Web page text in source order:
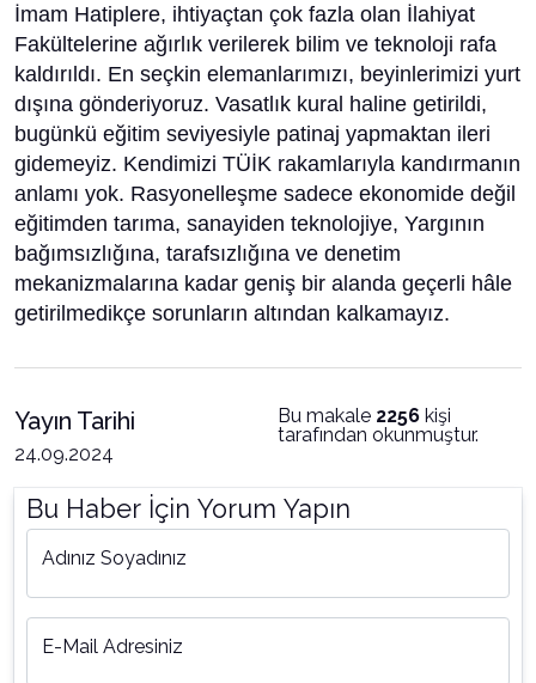
İmam Hatiplere, ihtiyaçtan çok fazla olan İlahiyat
Fakültelerine ağırlık verilerek bilim ve teknoloji rafa
kaldırıldı. En seçkin elemanlarımızı, beyinlerimizi yurt
dışına gönderiyoruz. Vasatlık kural haline getirildi,
bugünkü eğitim seviyesiyle patinaj yapmaktan ileri
gidemeyiz. Kendimizi TÜİK rakamlarıyla kandırmanın
anlamı yok. Rasyonelleşme sadece ekonomide değil
eğitimden tarıma, sanayiden teknolojiye, Yargının
bağımsızlığına, tarafsızlığına ve denetim
mekanizmalarına kadar geniş bir alanda geçerli hâle
getirilmedikçe sorunların altından kalkamayız.
Yayın Tarihi
24.09.2024
Bu makale 2256 kişi
tarafından okunmuştur.
Bu Haber İçin Yorum Yapın
Adınız Soyadınız
E-Mail Adresiniz